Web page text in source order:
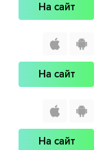
На сайт
На сайт
На сайт